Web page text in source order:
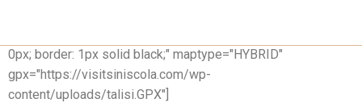
0px; border: 1px solid black;" maptype="HYBRID"
gpx="https://visitsiniscola.com/wp-
content/uploads/talisi.GPX"]